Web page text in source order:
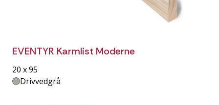
EVENTYR Karmlist Moderne
20 x 95
Drivvedgrå